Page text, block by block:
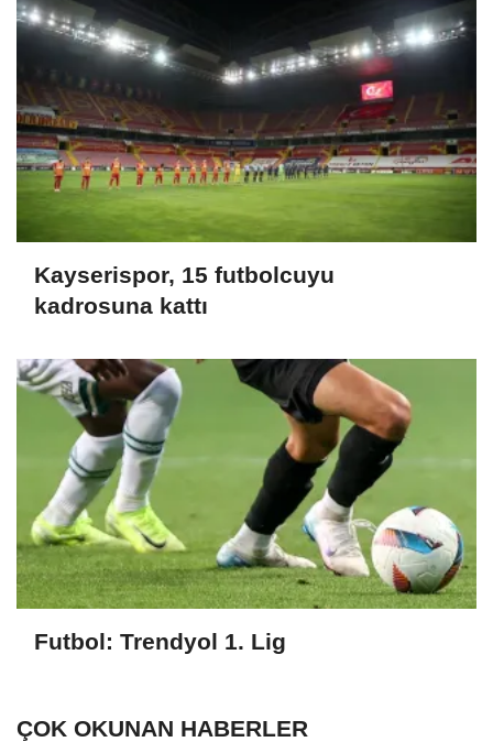
Kayserispor, 15 futbolcuyu
kadrosuna kattı
Futbol: Trendyol 1. Lig
ÇOK OKUNAN HABERLER